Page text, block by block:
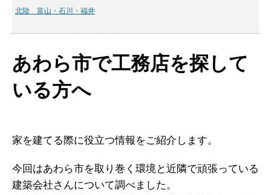
北陸 富山・石川・福井
あわら市で工務店を探して
いる方へ
家を建てる際に役立つ情報をご紹介します。
今回はあわら市を取り巻く環境と近隣で頑張っている
建築会社さんについて調べました。